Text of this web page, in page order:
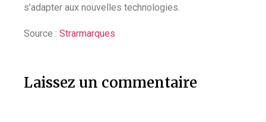
s’adapter aux nouvelles technologies.
Source : Strarmarques
Laissez un commentaire